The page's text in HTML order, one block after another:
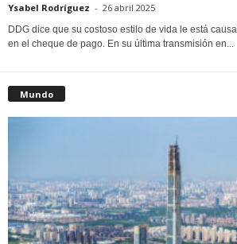
Ysabel Rodríguez - 26 abril 2025
DDG dice que su costoso estilo de vida le está
en el cheque de pago. En su última transmisión en...
Mundo